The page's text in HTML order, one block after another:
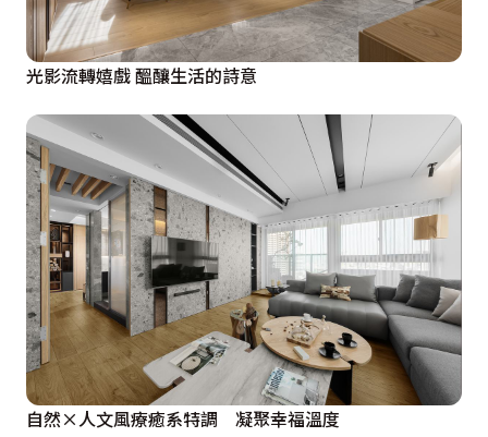
光影流轉嬉戲 醞釀生活的詩意
自然×人文風療癒系特調 凝聚幸福溫度